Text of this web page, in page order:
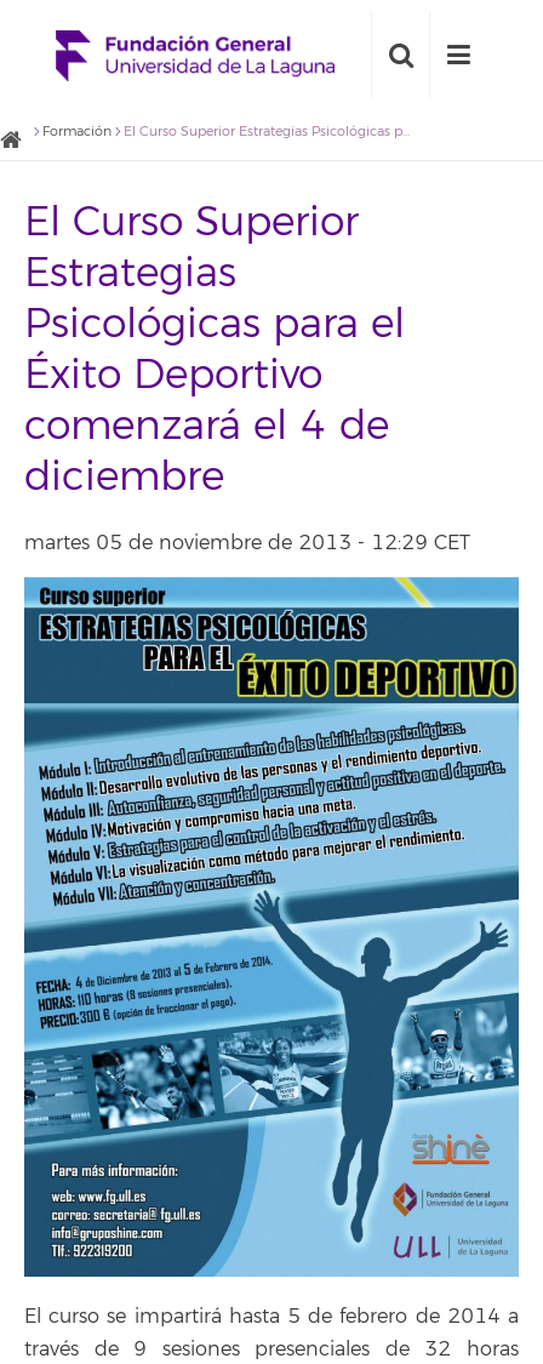
Formación El Curso Superior Estrategias Psicológicas para el Éxito Deportivo comenzará el 4 de diciembre
El Curso Superior
Estrategias
Psicológicas para el
Éxito Deportivo
comenzará el 4 de
diciembre
martes 05 de noviembre de 2013 - 12:29 CET
El curso se impartirá hasta 5 de febrero de 2014 a
través de 9 sesiones presenciales de 32 horas